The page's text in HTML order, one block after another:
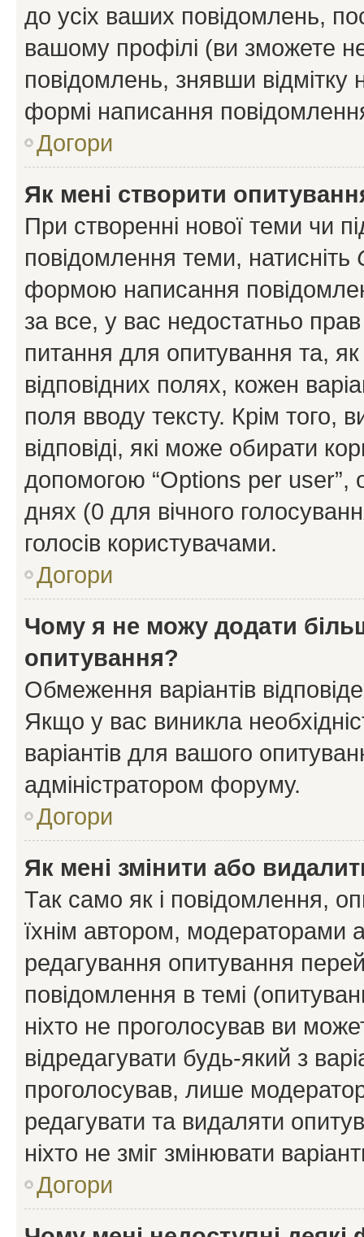
до усіх ваших повідомлень,
вашому профілі (ви зможете
повідомлень, знявши відмітку
формі написання
Догори
Як мені створити
При створенні нової теми чи
повідомлення теми, натисніть
формою написання
за все, у вас недостатньо
питання для опитування та, як
відповідних полях, кожен
поля вводу тексту. Крім того,
відповіді, які може обирати
допомогою “Options per user”,
днях (0 для вічного
голосів користувачами.
Догори
Чому я не можу додати
опитування?
Обмеження варіантів
Якщо у вас виникла
варіантів для вашого
адміністратором форуму.
Догори
Як мені змінити або
Так само як і повідомлення,
їхнім автором, модераторами
редагування опитування
повідомлення в темі
ніхто не проголосував ви
відредагувати будь-який з
проголосував, лише
редагувати та видаляти
ніхто не зміг змінювати
Догори